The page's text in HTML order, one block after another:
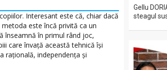
Interesant este că, chiar dacă
este încă privită ca un
înseamnă în primul rând joc,
care învață această tehnică își
rațională, independența și
Gellu
steagul